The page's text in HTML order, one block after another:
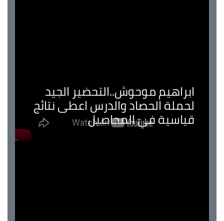
ابراهيم موحوش..التحضير الجيد
لحملة الحصاد والدرس اعطى نتائج
قياسية في المحاصيل